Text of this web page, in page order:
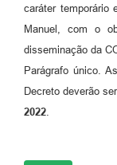
caráter temporário
Manuel, com o
disseminação da
Parágrafo único.
Decreto deverão
2022